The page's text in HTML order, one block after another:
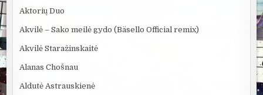
Aktorių Duo
Akvilė – Sako meilė gydo (Bäsello Official remix)
Akvilė Staražinskaitė
Alanas Chošnau
Aldutė Astrauskienė